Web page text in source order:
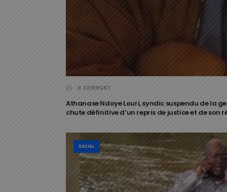
0 COMMENT
Athanase Ndoye Louri, syndic suspendu de la
chute définitive d’un repris de justice et de son
SOCIAL